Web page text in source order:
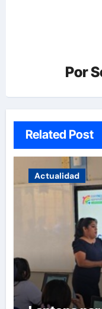
Por
Related Post
Actualidad